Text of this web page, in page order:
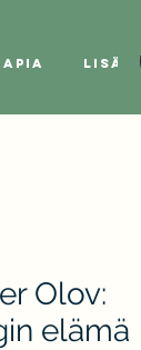
Lisää
Olov:
elämä